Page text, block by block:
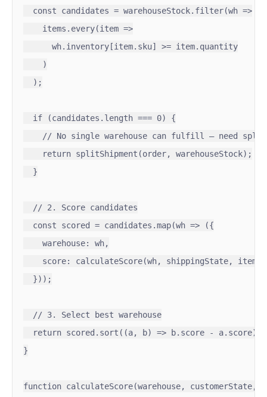
  const candidates = warehouseStock.filter(wh =>
    items.every(item =>
      wh.inventory[item.sku] >= item.quantity
    )
  );
  if (candidates.length === 0) {
// No single warehouse can fulfill — need
    return splitShipment(order, warehouseStock);
  }
  // 2. Score candidates
  const scored = candidates.map(wh => ({
    warehouse: wh,
    score: calculateScore(wh, shippingState, items)
  }));
  // 3. Select best warehouse
return scored.sort((a, b) => b.score -
}
function calculateScore(warehouse, customerState,